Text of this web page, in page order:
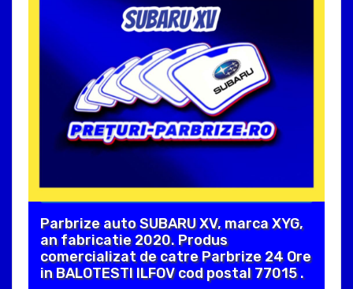
Parbrize auto SUBARU XV, marca XYG,
an fabricatie 2020. Produs
comercializat de catre Parbrize 24 Ore
in BALOTESTI ILFOV cod postal 77015 .